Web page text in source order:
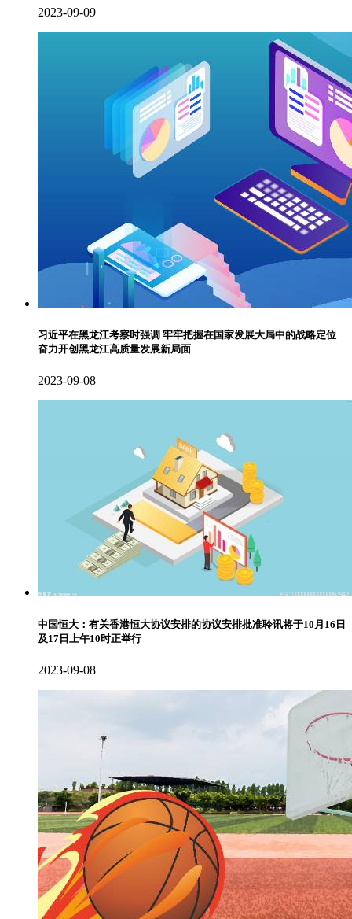
2023-09-09
习近平在黑龙江考察时强调 牢牢把握在国家发展大局中的战略定位
奋力开创黑龙江高质量发展新局面
2023-09-08
中国恒大：有关香港恒大协议安排的协议安排批准聆讯将于10月16日
及17日上午10时正举行
2023-09-08